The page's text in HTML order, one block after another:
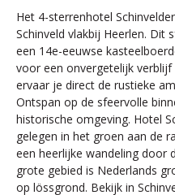
Het 4-sterrenhotel
Schinveld vlakbij Heerlen. Dit
een 14e-eeuwse
voor een onvergetelijk
ervaar je direct de rustieke
Ontspan op de sfeervolle
historische omgeving. Hotel
gelegen in het groen aan de
een heerlijke wandeling door
grote gebied is Nederlands
op lössgrond. Bekijk in